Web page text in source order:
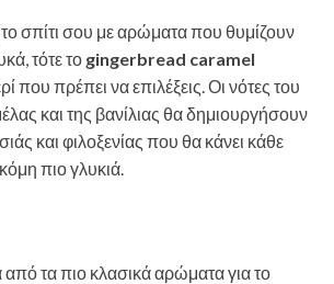
το σπίτι σου με αρώματα που θυμίζουν
τότε το gingerbread caramel
που πρέπει να επιλέξεις. Οι νότες του
και της βανίλιας θα δημιουργήσουν
και φιλοξενίας που θα κάνει κάθε
πιο γλυκιά.
από τα πιο κλασικά αρώματα για το